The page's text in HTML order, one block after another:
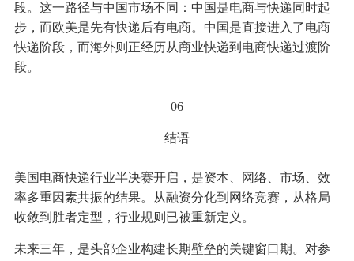
段。这一路径与中国市场不同：中国是电商与快递同时起
步，而欧美是先有快递后有电商。中国是直接进入了电商
快递阶段，而海外则正经历从商业快递到电商快递过渡阶
段。
06
结语
美国电商快递行业半决赛开启，是资本、网络、市场、效
率多重因素共振的结果。从融资分化到网络竞赛，从格局
收敛到胜者定型，行业规则已被重新定义。
未来三年，是头部企业构建长期壁垒的关键窗口期。对参